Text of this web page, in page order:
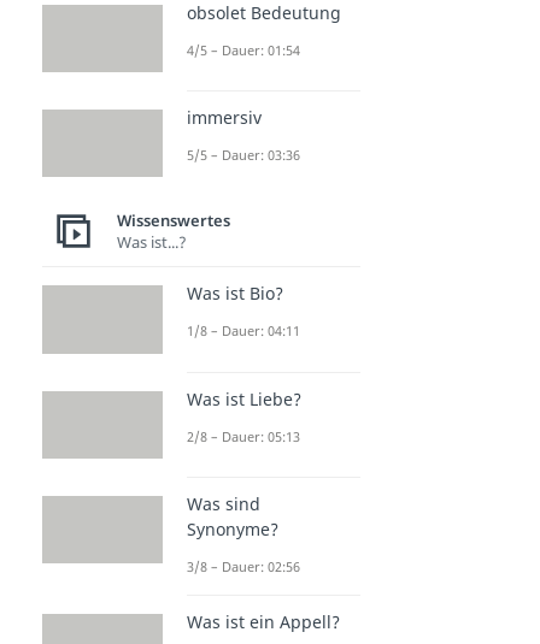
obsolet Bedeutung
4/5 – Dauer: 01:54
immersiv
5/5 – Dauer: 03:36
Wissenswertes
Was ist...?
Was ist Bio?
1/8 – Dauer: 04:11
Was ist Liebe?
2/8 – Dauer: 05:13
Was sind
Synonyme?
3/8 – Dauer: 02:56
Was ist ein Appell?